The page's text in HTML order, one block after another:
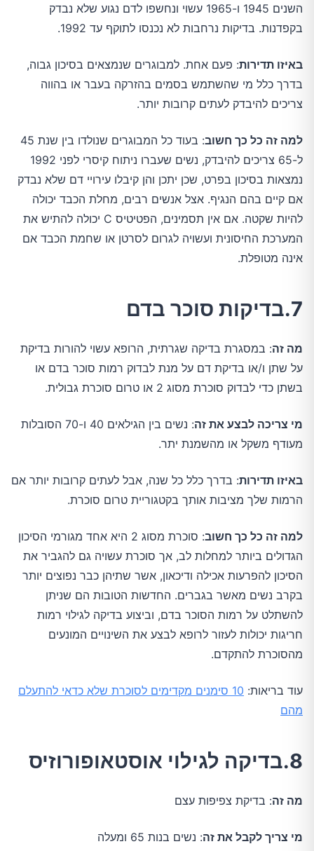
השנים 1945 ו-1965 עשוי ונחשפו לדם נגוע שלא נבדק
בקפדנות. בדיקות נרחבות לא נכנסו לתוקף עד 1992.
באיזו תדירות: פעם אחת. למבוגרים שנמצאים בסיכון גבוה,
בדרך כלל מי שהשתמש בסמים בהזרקה בעבר או בהווה
צריכים להיבדק לעתים קרובות יותר.
למה זה כל כך חשוב
: בעוד כל המבוגרים שנולדו בין שנת 45
ל-65 צריכים להיבדק, נשים שעברו ניתוח קיסרי לפני 1992
נמצאות בסיכון בפרט, שכן יתכן והן קיבלו עירויי דם שלא נבדק
אם קיים בהם הנגיף. אצל אנשים רבים, מחלת הכבד יכולה
להיות שקטה. אם אין תסמינים, הפטיטיס C יכולה להתיש את
המערכת החיסונית ועשויה לגרום לסרטן או שחמת הכבד אם
אינה מטופלת.
7.בדיקות סוכר בדם
מה זה: במסגרת בדיקה שגרתית, הרופא עשוי להורות בדיקת
על שתן ו/או בדיקת דם על מנת לבדוק רמות סוכר בדם או
בשתן כדי לבדוק סוכרת מסוג 2 או טרום סוכרת גבולית.
מי צריכה לבצע את זה
: נשים בין הגילאים 40 ו-70 הסובלות
מעודף משקל או מהשמנת יתר.
באיזו תדירות: בדרך כלל כל שנה, אבל לעתים קרובות יותר אם
הרמות שלך מציבות אותך בקטגוריית טרום סוכרת.
למה זה כל כך חשוב
: סוכרת מסוג 2 היא אחד מגורמי הסיכון
הגדולים ביותר למחלות לב, אך סוכרת עשויה גם להגביר את
הסיכון להפרעות אכילה ודיכאון, אשר שתיהן כבר נפוצים יותר
בקרב נשים מאשר בגברים. החדשות הטובות הם שניתן
להשתלט על רמות הסוכר בדם, וביצוע בדיקה לגילוי רמות
חריגות יכולות לעזור לרופא לבצע את השינויים המונעים
מהסוכרת להתקדם.
עוד בריאות:
10 סימנים מקדימים לסוכרת שלא כדאי להתעלם
מהם
8.בדיקה לגילוי אוסטאופורוזיס
מה זה: בדיקת צפיפות עצם
מי צריך לקבל את זה: נשים בנות 65 ומעלה